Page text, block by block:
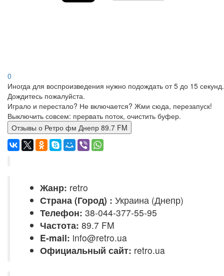
0
Иногда для воспроизведения нужно подождать от 5 до 15 секунд.
Дождитесь пожалуйста.
Играло и перестало? Не включается? Жми сюда, перезапуск!
Выключить совсем: прервать поток, очистить буфер.
Отзывы о Ретро фм Днепр 89.7 FM
Жанр: retro
Страна (Город) : Украина (Днепр)
Телефон: 38-044-377-55-95
Частота: 89.7 FM
E-mail: info@retro.ua
Официальный сайт: retro.ua